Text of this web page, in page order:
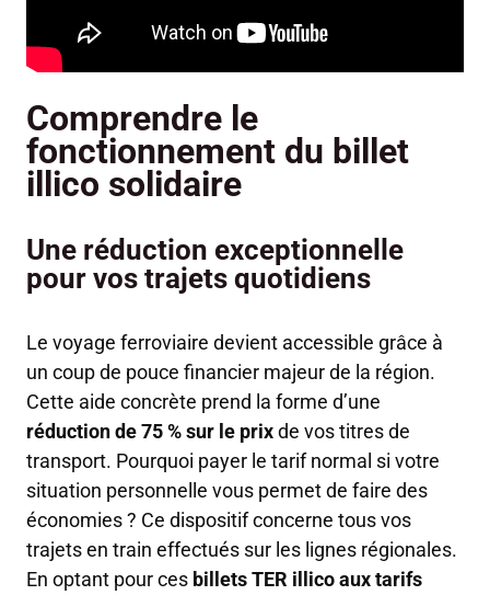
Comprendre le
fonctionnement du billet
illico solidaire
Une réduction exceptionnelle
pour vos trajets quotidiens
Le voyage ferroviaire devient accessible grâce à
un coup de pouce financier majeur de la région.
Cette aide concrète prend la forme d’une
réduction de 75 % sur le prixde vos titres de
transport. Pourquoi payer le tarif normal si votre
situation personnelle vous permet de faire des
économies ? Ce dispositif concerne tous vos
trajets en train effectués sur les lignes régionales.
En optant pour ces billets TER illico aux tarifs